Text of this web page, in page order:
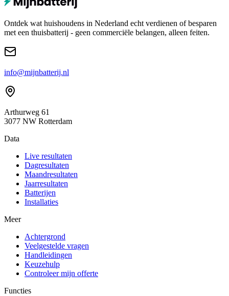
Ontdek wat huishoudens in Nederland echt verdienen of besparen
met een thuisbatterij - geen commerciële belangen, alleen feiten.
info@mijnbatterij.nl
Arthurweg 61
3077 NW Rotterdam
Data
Live resultaten
Dagresultaten
Maandresultaten
Jaarresultaten
Batterijen
Installaties
Meer
Achtergrond
Veelgestelde vragen
Handleidingen
Keuzehulp
Controleer mijn offerte
Functies